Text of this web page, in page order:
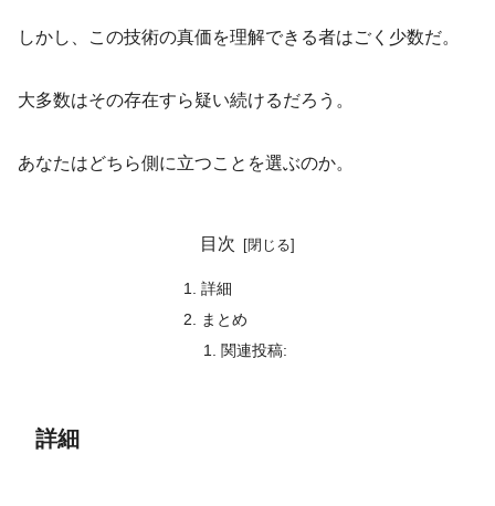
しかし、この技術の真価を理解できる者はごく少数だ。
大多数はその存在すら疑い続けるだろう。
あなたはどちら側に立つことを選ぶのか。
目次
詳細
まとめ
関連投稿:
詳細